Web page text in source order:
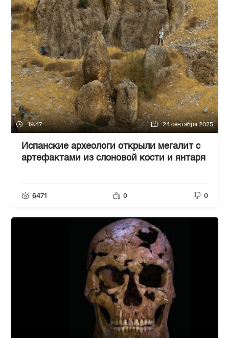
19:47 24 сентября 2025
Испанские археологи открыли мегалит с
артефактами из слоновой кости и янтаря
6471 0 0